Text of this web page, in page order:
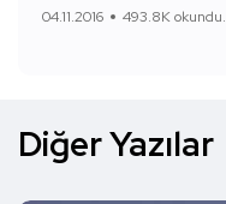
04.11.2016 493.8K okundu.
Diğer Yazılar